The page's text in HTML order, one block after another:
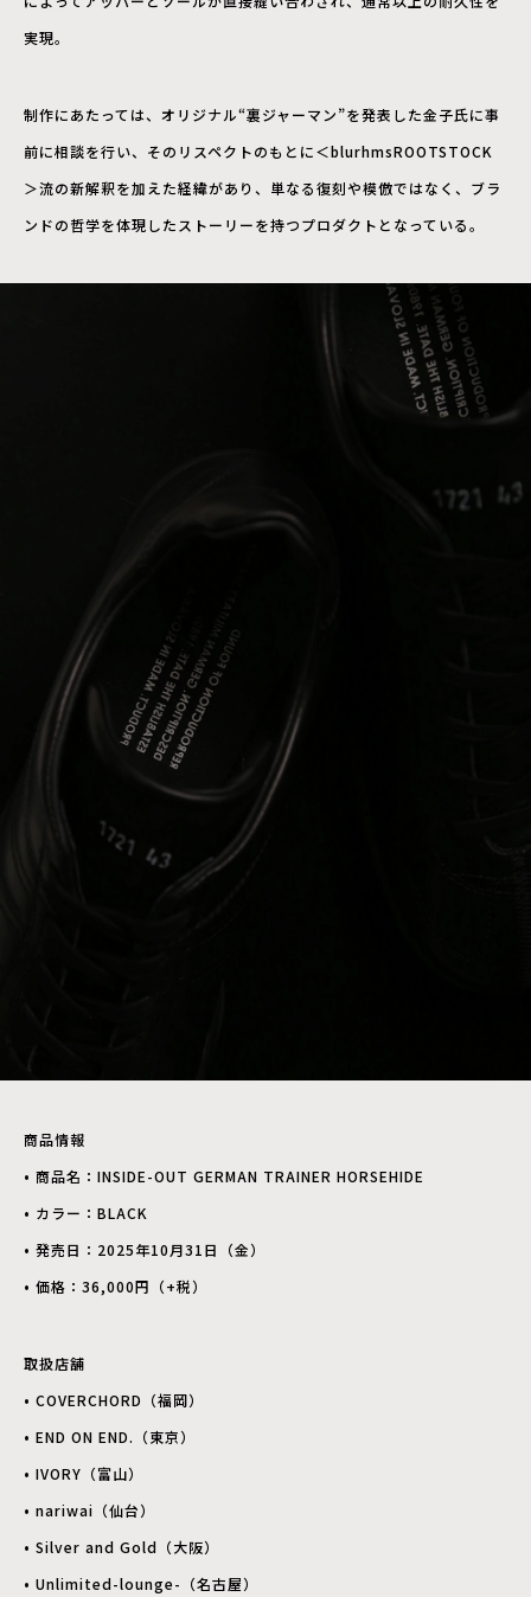
実現。
制作にあたっては、オリジナル“裏ジャーマン”を発表した金子氏に事
前に相談を行い、そのリスペクトのもとに＜blurhmsROOTSTOCK
＞流の新解釈を加えた経緯があり、単なる復刻や模倣ではなく、ブラ
ンドの哲学を体現したストーリーを持つプロダクトとなっている。
商品情報
• 商品名：INSIDE-OUT GERMAN TRAINER HORSEHIDE
• カラー：BLACK
• 発売日：2025年10月31日（金）
• 価格：36,000円（+税）
取扱店舗
• COVERCHORD（福岡）
• END ON END.（東京）
• IVORY（富山）
• nariwai（仙台）
• Silver and Gold（大阪）
• Unlimited-lounge-（名古屋）